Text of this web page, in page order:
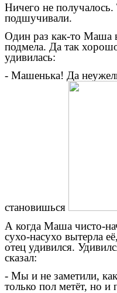
Ничего не получалось.
подшучивали.
Один раз как-то Маша
подмела. Да так
удивилась:
- Машенька! Да
становишься
А когда Маша чисто-
сухо-насухо вытерла
отец удивился.
сказал:
- Мы и не заметили,
только пол метёт, но и